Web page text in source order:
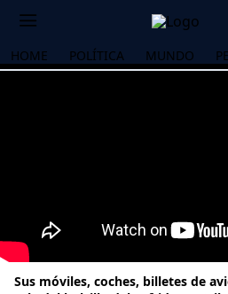
HOME POLÍTICA MUNDO
Sus móviles, coches, billetes de